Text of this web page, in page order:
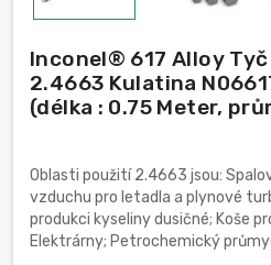
Inconel® 617 Alloy Tyč
2.4663 Kulatina
(délka : 0.75 Meter,
Oblasti použití 2.4663 jsou:
vzduchu pro letadla a plynové
produkci kyseliny dusičné; Koše
Elektrárny; Petrochemický